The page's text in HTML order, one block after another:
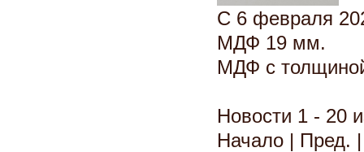
С 6 февраля
МДФ 19 мм.
МДФ с
Новости 1 - 20
Начало | Пред.